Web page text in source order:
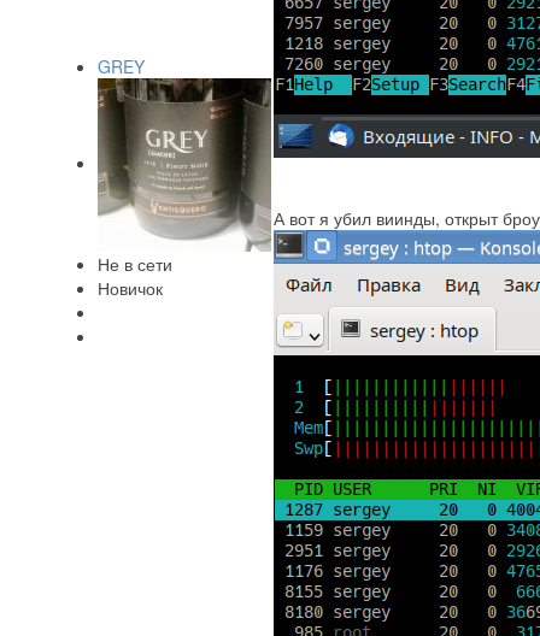
GREY
Не в сети
Новичок
А вот я убил виинды, открыт